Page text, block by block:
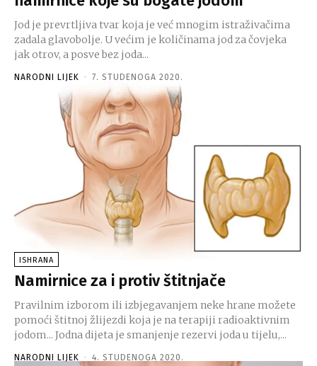
Jod je prevrtljiva tvar koja je već mnogim istraživačima
zadala glavobolje. U većim je količinama jod za čovjeka
jak otrov, a posve bez joda...
NARODNI LIJEK - 7. STUDENOGA 2020.
ISHRANA
Namirnice za i protiv štitnjače
Pravilnim izborom ili izbjegavanjem neke hrane možete
pomoći štitnoj žlijezdi koja je na terapiji radioaktivnim
jodom... Jodna dijeta je smanjenje rezervi joda u tijelu,...
NARODNI LIJEK - 4. STUDENOGA 2020.